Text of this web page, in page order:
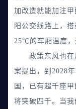
加改造就能加注
阳公交线路上，
25℃的车厢温度，
政策东风也在
案提出，到2028
国，已有超千座
将突破四千。当